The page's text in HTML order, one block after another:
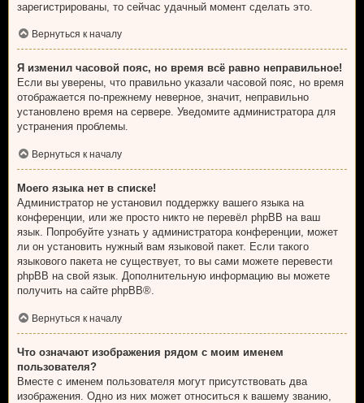
зарегистрированы, то сейчас удачный момент сделать это.
Вернуться к началу
Я изменил часовой пояс, но время всё равно неправильное!
Если вы уверены, что правильно указали часовой пояс, но время
отображается по-прежнему неверное, значит, неправильно
установлено время на сервере. Уведомите администратора для
устранения проблемы.
Вернуться к началу
Моего языка нет в списке!
Администратор не установил поддержку вашего языка на
конференции, или же просто никто не перевёл phpBB на ваш
язык. Попробуйте узнать у администратора конференции, может
ли он установить нужный вам языковой пакет. Если такого
языкового пакета не существует, то вы сами можете перевести
phpBB на свой язык. Дополнительную информацию вы можете
получить на сайте phpBB®.
Вернуться к началу
Что означают изображения рядом с моим именем
пользователя?
Вместе с именем пользователя могут присутствовать два
изображения. Одно из них может относиться к вашему званию,